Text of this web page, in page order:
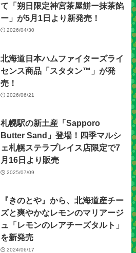
て「朔日限定神宮茶屋餅ー抹茶餡
ー」が5月1日より新発売！
2026/04/30
北海道日本ハムファイターズライ
センス商品「スタタン™」が発
売！
2026/06/21
札幌駅の新土産「Sapporo
Butter Sand」登場！四季マルシ
ェ札幌ステラプレイス店限定で7
月16日より販売
2025/07/09
『きのとや』から、北海道産チー
ズと爽やかなレモンのマリアージ
ュ「レモンのレアチーズタルト」
を新発売
2024/06/17